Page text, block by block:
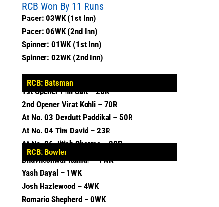
RCB Won By 11 Runs
Pacer: 03WK (1st Inn)
Pacer: 06WK (2nd Inn)
Spinner: 01WK (1st Inn)
Spinner: 02WK (2nd Inn)
RCB: Batsman
1StOpener Phil Salt – 26R
2nd Opener Virat Kohli – 70R
At No. 03 Devdutt Paddikal – 50R
At No. 04 Tim David – 23R
At No. 06 Jitish Sharma – 20R
RCB: Bowler
Bhuvneshwar Kumar – 1WK
Yash Dayal – 1WK
Josh Hazlewood – 4WK
Romario Shepherd – 0WK